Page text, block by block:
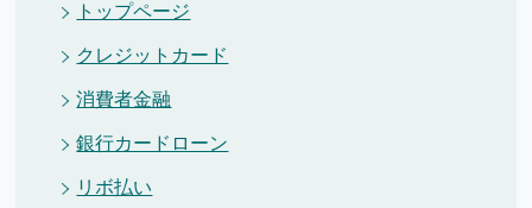
トップページ
クレジットカード
消費者金融
銀行カードローン
リボ払い